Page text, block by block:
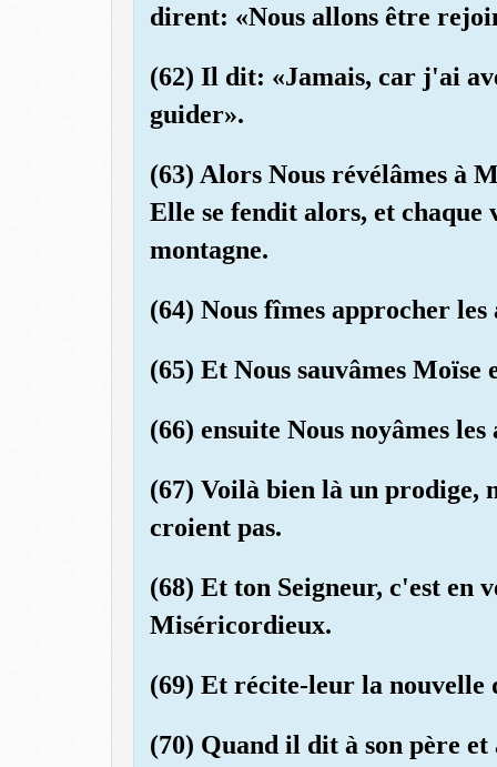
dirent: «Nous allons être
(62) Il dit: «Jamais, car j'ai
guider».
(63) Alors Nous révélâmes à
Elle se fendit alors, et chaque
montagne.
(64) Nous fîmes approcher
(65) Et Nous sauvâmes
(66) ensuite Nous noyâmes les
(67) Voilà bien là un prodige,
croient pas.
(68) Et ton Seigneur, c'est en
Miséricordieux.
(69) Et récite-leur la
(70) Quand il dit à son père